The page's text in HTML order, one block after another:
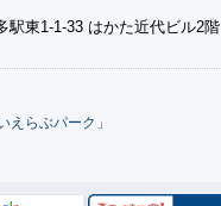
駅東1-1-33 はかた近代ビル2階
えらぶパーク」